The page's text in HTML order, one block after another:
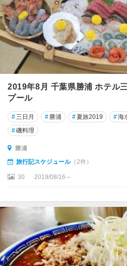
2019年8月 千葉県勝浦 ホテル
プール
#三日月 # 勝浦 #夏旅2019 #海
#磯料理
勝浦
旅行記スケジュール（2件）
30 2019/08/16～